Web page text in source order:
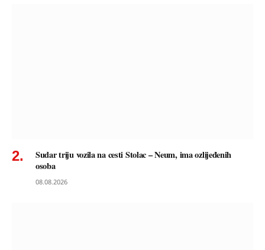
Sudar triju vozila na cesti Stolac – Neum, ima ozlijeđenih
osoba
08.08.2026